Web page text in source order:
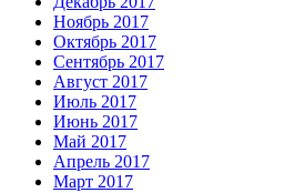
Ноябрь 2017
Октябрь 2017
Сентябрь 2017
Август 2017
Июль 2017
Июнь 2017
Май 2017
Апрель 2017
Март 2017